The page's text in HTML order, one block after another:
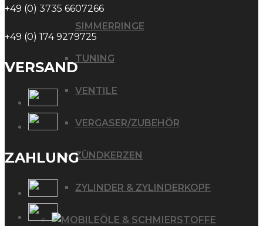
SIMMERRINGE
TUNING
VENTILE
VERGASER/ZUBEHÖR
ZÜNDKERZEN
ZYLINDER & ZYLINDERKOPF
ÖLE & SCHMIERSTOFFE
+49 (0) 3735 6607266
+49 (0) 174 9279725
VERSAND
ZAHLUNG